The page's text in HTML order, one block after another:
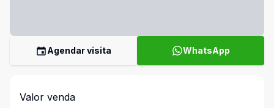
Agendar visita WhatsApp
Valor venda